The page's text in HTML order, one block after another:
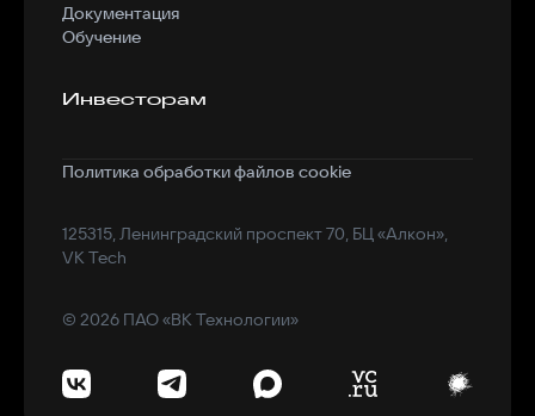
Документация
Обучение
Инвесторам
Политика обработки файлов cookie
125315, Ленинградский проспект 70, БЦ «Алкон»,
VK Tech
© 2026 ПАО «ВК Технологии»